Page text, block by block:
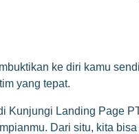
ke diri kamu
yang tepat.
Kunjungi Landing Page
Dari situ, kita